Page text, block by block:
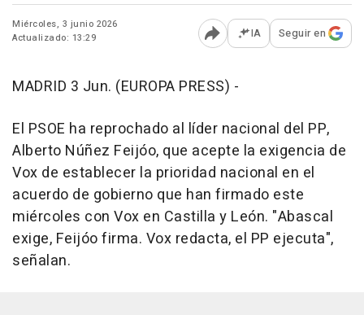
Miércoles, 3 junio 2026
Actualizado: 13:29
Abrir opciones para
IA Seguir en
MADRID 3 Jun. (EUROPA PRESS) -
El PSOE ha reprochado al líder nacional del PP,
Alberto Núñez Feijóo, que acepte la exigencia de
Vox de establecer la prioridad nacional en el
acuerdo de gobierno que han firmado este
miércoles con Vox en Castilla y León. "Abascal
exige, Feijóo firma. Vox redacta, el PP ejecuta",
señalan.